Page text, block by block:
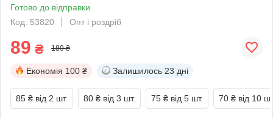
Готово до відправки
Код: 53820
Опт і роздріб
89 ₴ 189 ₴
Економія 100 ₴ Залишилось 23 дні
85 ₴ від 2 шт. 80 ₴ від 3 шт. 75 ₴ від 5 шт. 70 ₴ від 10